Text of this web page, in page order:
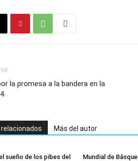
la promesa a la bandera en la
Más del autor
sueño de los pibes del
Mundial de